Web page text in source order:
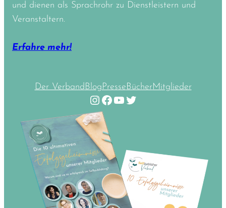
und dienen als Sprachrohr zu Dienstleistern und
Veranstaltern.
Erfahre mehr!
Der VerbandBlogPresseBücherMitglieder
Instagram Facebook YouTube Twitter